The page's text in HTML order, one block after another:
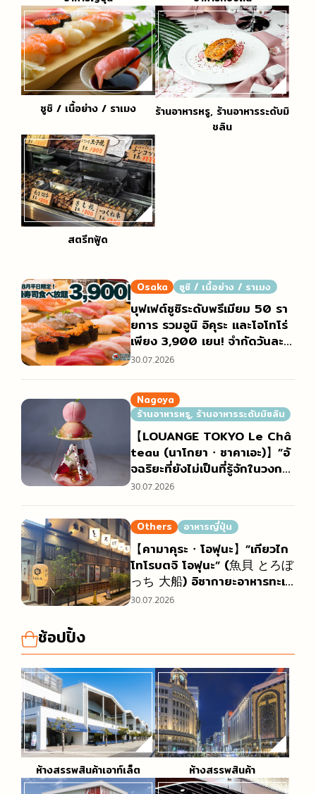
ซูชิ / เนื้อย่าง / ราเมง
ร้านอาหารหรู, ร้านอาหารระดับมิ
ชลิน
สตรีทฟู้ด
Osaka ซูชิ / เนื้อย่าง / ราเมง
บุฟเฟต์ซูชิระดับพรีเมียม 50 รา
ยการ รวมอูนิ อิคุระ และโอโทโร่
เพียง 3,900 เยน! จำกัดวันละ
5 กลุ่ม ใครจองก่อนได้ก่อน! เปิ
【FUJIYAMA TOKYO สาขาโอ
ซาก้านัมบะ】
30.07.2026
Nagoya
ร้านอาหารหรู, ร้านอาหารระดับมิชลิน
【LOUANGE TOKYO Le Châ
teau (นาโกยา・ซาคาเอะ)】”อั
จฉริยะที่ยังไม่เป็นที่รู้จักในวงกว้า
ง” ผู้เป็นที่รักของเหล่า Foodie เ
30.07.2026
Others อาหารญี่ปุ่น
【คามาคุระ・โอฟุนะ】”เกียวไก
โทโรบตจิ โอฟุนะ” (魚貝 とろぼ
っち 大船) อิซากายะอาหารทะเล
ที่ผู้ค้าส่งกลางในตลาดบริหารเอ
30.07.2026
ช้อปปิ้ง
ห้างสรรพสินค้าเอาท์เล็ต ห้างสรรพสินค้า